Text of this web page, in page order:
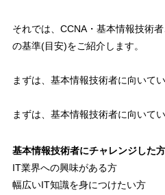
それでは、 CCNA・基本情報技術
の基準(目安)をご紹介します。
まずは、 基本情報技術者に向いて
まずは、 基本情報技術者に向いて
基本情報技術者にチャレンジした
IT業界への興味がある方
幅広いIT知識を身につけたい方